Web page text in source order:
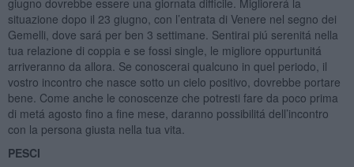
situazione dopo il 23 giugno, con l’entrata di Venere nel segno dei
Gemelli, dove sará per ben 3 settimane. Sentirai piú serenitá nella
tua relazione di coppia e se fossi single, le migliore oppurtunitá
arriveranno da allora. Se conoscerai qualcuno in quel periodo, il
vostro incontro che nasce sotto un cielo positivo, dovrebbe portare
bene. Come anche le conoscenze che potresti fare da poco prima
di metá agosto fino a fine mese, daranno possibilitá dell’incontro
con la persona giusta nella tua vita.
PESCI